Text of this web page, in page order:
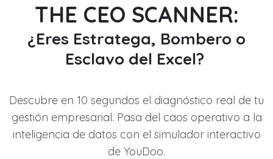
THE CEO SCANNER:
¿Eres Estratega, Bombero o
Esclavo del Excel?
Descubre en 10 segundos el diagnóstico real de tu
gestión empresarial. Pasa del caos operativo a la
inteligencia de datos con el simulador interactivo
de YouDoo.